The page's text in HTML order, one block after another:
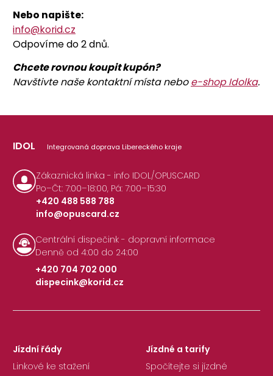
Nebo napište:
info@korid.cz
Odpovíme do 2 dnů.
Chcete rovnou koupit kupón?
Navštivte naše kontaktní místa neboe-shop Idolka.
IDOL Integrovaná doprava Libereckého kraje
Zákaznická linka - info IDOL/OPUSCARD
Po–Čt: 7:00–18:00, Pá: 7:00–15:30
+420 488 588 788
|
info@opuscard.cz
Centrální dispečink - dopravní informace
Denně od 4:00 do 24:00
+420 704 702 000
|
dispecink@korid.cz
Jízdní řády
Linkové ke stažení
Jízdné a tarify
Spočítejte si jízdné